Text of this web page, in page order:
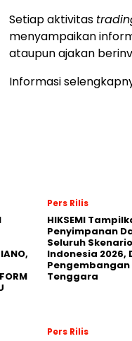
Setiap aktivitas
menyampaikan
ataupun ajakan
Informasi
Pers Rilis
HIKSEMI
Penyimpanan
Seluruh
Indonesia 2026,
Pengembangan
Tenggara
Pers Rilis